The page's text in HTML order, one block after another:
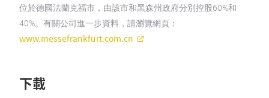
位於德國法蘭克福市，由該市和黑森州政府分別控股60%和
40%。有關公司進一步資料，請瀏覽網頁：
www.messefrankfurt.com.cn
下載